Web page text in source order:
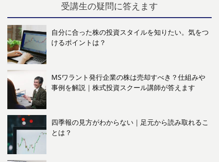
受講生の疑問に答えます
自分に合った株の投資スタイルを知りたい。気をつ
けるポイントは？
MSワラント発行企業の株は売却すべき？仕組みや
事例を解説｜株式投資スクール講師が答えます
四季報の見方がわからない｜足元から読み取れるこ
とは？